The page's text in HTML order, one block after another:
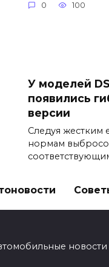
0 100
У моделей
появились
версии
Следуя жестким
нормам
новости